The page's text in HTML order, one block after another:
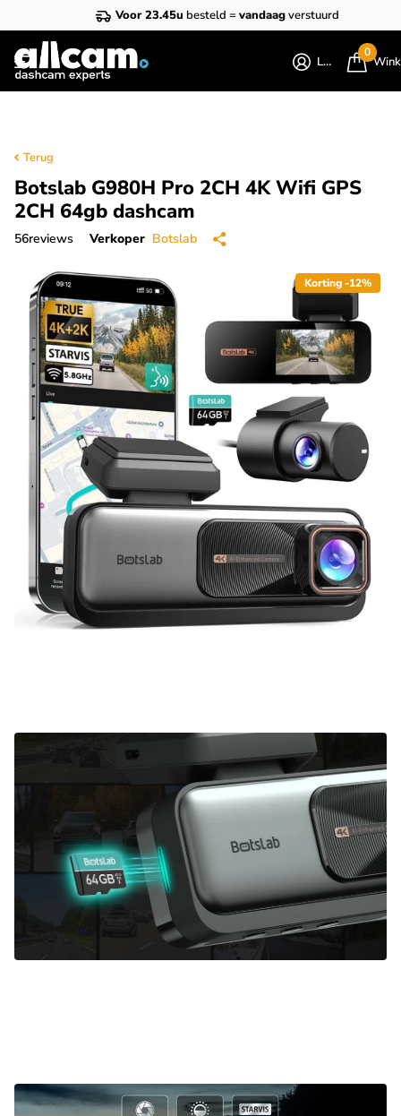
Voor 23.45u besteld = vandaagverstuurd
Login
0
Terug
Botslab G980H Pro 2CH 4K Wifi GPS
2CH 64gb dashcam
56reviews Verkoper Botslab
Korting -12%